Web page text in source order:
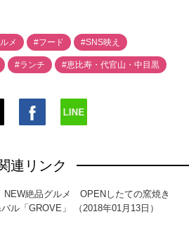
メ #フード #SNS映え
#ランチ #恵比寿・代官山・中目黒
連リンク
NEW絶品グルメ OPENしたての窯焼き
ル「GROVE」 （2018年01月13日）